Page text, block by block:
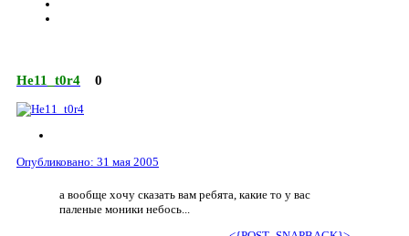
He11_t0r4 0
Опубликовано: 31 мая 2005
а вообще хочу сказать вам ребята, какие то у вас
паленые моники небось...